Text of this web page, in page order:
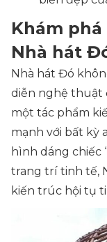
Khám
Nhà hát
Nhà hát Đó
diễn nghệ thuật
một tác phẩm
mạnh với bất kỳ
hình dáng chiếc
trang trí tinh tế,
kiến trúc hội tụ